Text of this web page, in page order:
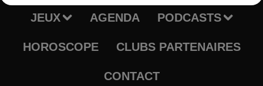
JEUX AGENDA PODCASTS
HOROSCOPE CLUBS PARTENAIRES
CONTACT